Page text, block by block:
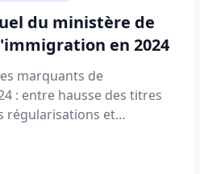
du ministère de
en 2024
marquants de
: entre hausse des titres
régularisations et
vifs débats.